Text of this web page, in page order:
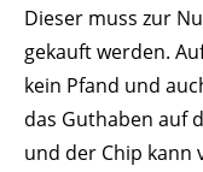
Dieser muss zur
gekauft werden.
kein Pfand und
das Guthaben auf
und der Chip kann